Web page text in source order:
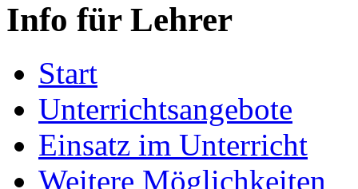
Info für Lehrer
Start
Unterrichtsangebote
Einsatz im Unterricht
Weitere Möglichkeiten